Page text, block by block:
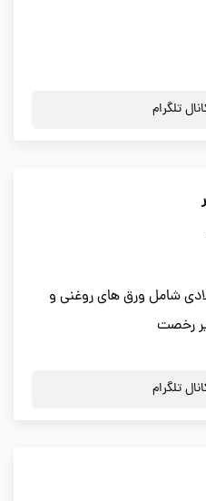
تلگرام
شامل ورق های روغنی و
رخصت
تلگرام